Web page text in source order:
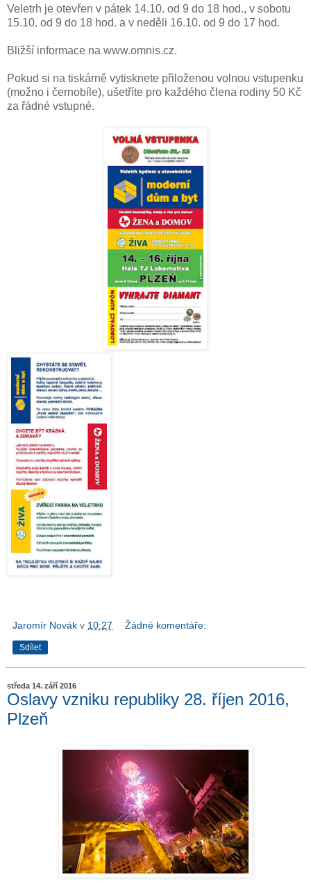
Veletrh je otevřen v pátek 14.10. od 9 do 18 hod., v sobotu
15.10. od 9 do 18 hod. a v neděli 16.10. od 9 do 17 hod.
Bližší informace na www.omnis.cz.
Pokud si na tiskárně vytisknete přiloženou volnou vstupenku
(možno i černobíle), ušetříte pro každého člena rodiny 50 Kč
za řádné vstupné.
Jaromír Novák v 10:27 Žádné komentáře:
Sdílet
středa 14. září 2016
Oslavy vzniku republiky 28. říjen 2016,
Plzeň